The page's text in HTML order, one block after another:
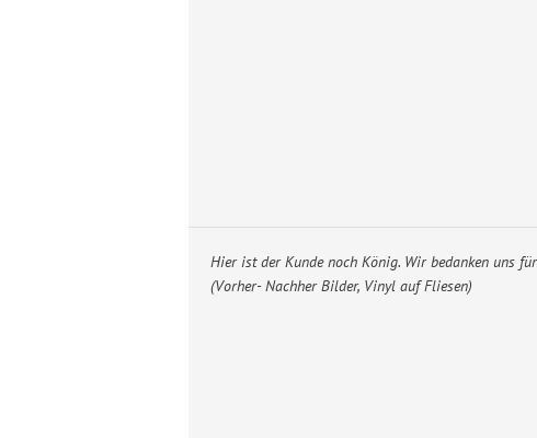
Hier ist der Kunde noch König. Wir bedanken uns
(Vorher- Nachher Bilder, Vinyl auf Fliesen)